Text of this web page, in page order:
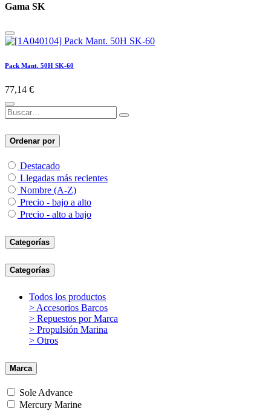
Gama SK
Pack Mant. 50H SK-60
77,14 €
Ordenar por
Destacado
Llegadas más recientes
Nombre (A-Z)
Precio - bajo a alto
Precio - alto a bajo
Categorías
Categorías
Todos los productos
> Accesorios Barcos
> Repuestos por Marca
> Propulsión Marina
> Otros
Marca
Sole Advance
Mercury Marine